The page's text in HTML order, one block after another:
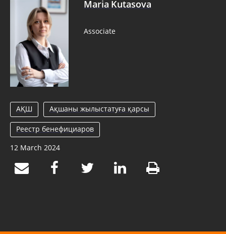
Maria Kutasova
Associate
АҚШ Ақшаны жылыстатуға қарсы
Реестр бенефициаров
12 March 2024